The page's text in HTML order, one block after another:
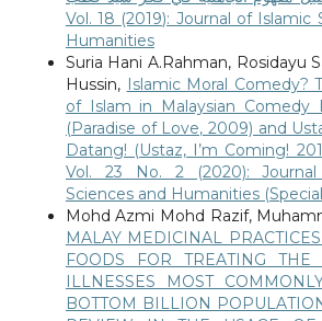
Vol. 18 (2019): Journal of Islamic
Humanities
Suria Hani A.Rahman, Rosidayu
Hussin, Islamic Moral Comedy?
of Islam in Malaysian Comedy
(Paradise of Love, 2009) and
Datang! (Ustaz, I’m Coming!
Vol. 23 No. 2 (2020):
Sciences and Humanities
Mohd Azmi Mohd Razif,
MALAY MEDICINAL
FOODS FOR TREATING
ILLNESSES MOST
BOTTOM BILLION